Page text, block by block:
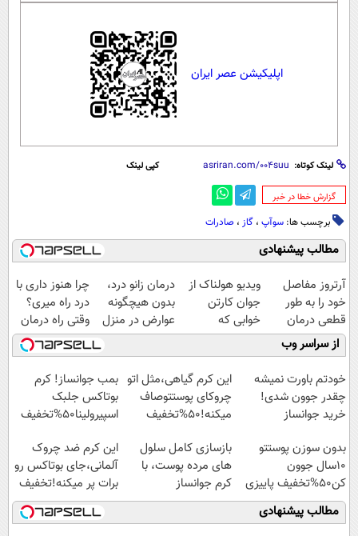
اپلیکیشن عصر ایران
لینک کوتاه: کپی لینک
‌گزارش خطا در خبر
برچسب ها: سوآپ ، گاز ، صادرات
مطالب پیشنهادی
آرتروز مفاصل
خود را به طور
قطعی درمان
کنید!
◗پرسش‌نامه◖
ویدیو هولناک از
جوان کارتن
خوابی که
میلیاردر شد.
آموزش رایگان
درمان زانو درد،
بدون هیچگونه
عوارض در منزل
(◂پرسش‌نامه)
چرا هنوز داری با
درد راه میری؟
وقتی راه درمان
جلو پاته!
از سراسر وب
خودتم باورت نمیشه
چقدر جوون شدی!
خرید جوانساز
ویژه
این کرم گیاهی،مثل اتو
چروکای پوستتوصاف
میکنه!50%تخفیف
بمب جوانساز! کرم
بوتاکس جلبک
اسپیرولینا50%تخفیف
بدون سوزن پوستتو
10سال جوون
کن50%تخفیف پاییزی
بازسازی کامل سلول
های مرده پوست، با
کرم جوانساز
جلبک(50% تخفیف)
این کرم ضد چروک
آلمانی،جای بوتاکس رو
برات پر میکنه!تخفیف
تا امشب
مطالب پیشنهادی